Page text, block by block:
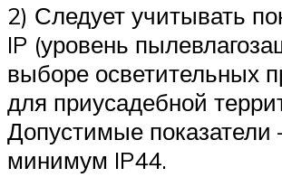
2) Следует учитывать
IP (уровень
выборе осветительных
для приусадебной
Допустимые
минимум IP44.